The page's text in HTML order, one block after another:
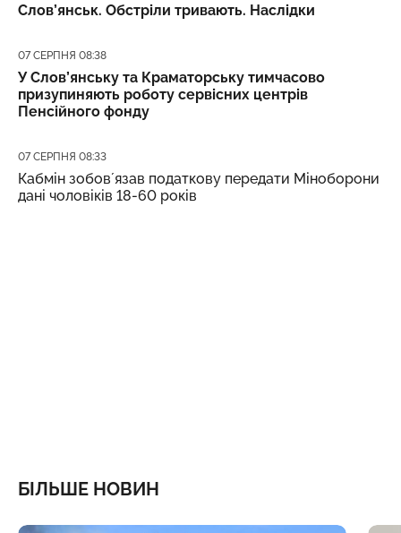
Слов’янськ. Обстріли тривають. Наслідки
Дата публікації
07 СЕРПНЯ 08:38
У Слов’янську та Краматорську тимчасово
призупиняють роботу сервісних центрів
Пенсійного фонду
Дата публікації
07 СЕРПНЯ 08:33
Кабмін зобовʼязав податкову передати Міноборони
дані чоловіків 18-60 років
БІЛЬШЕ НОВИН